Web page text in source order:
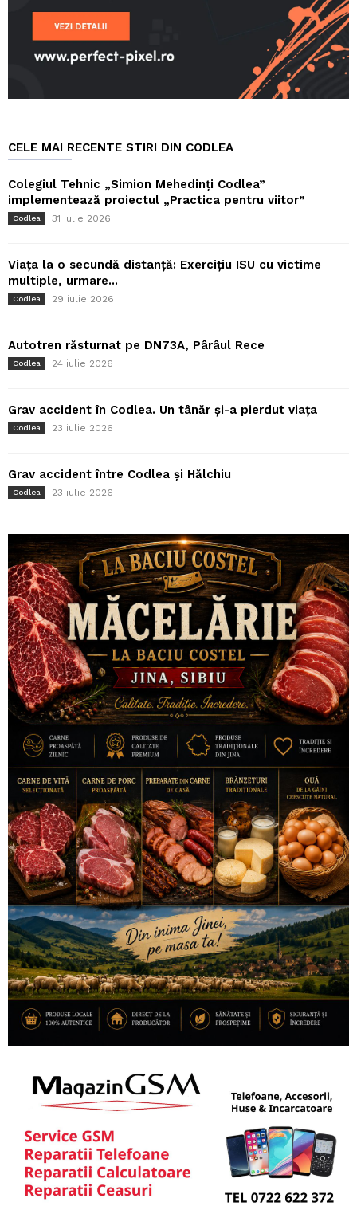
CELE MAI RECENTE STIRI DIN CODLEA
Colegiul Tehnic „Simion Mehedinți Codlea”
implementează proiectul „Practica pentru viitor”
Codlea 31 iulie 2026
Viața la o secundă distanță: Exercițiu ISU cu victime
multiple, urmare...
Codlea 29 iulie 2026
Autotren răsturnat pe DN73A, Pârâul Rece
Codlea 24 iulie 2026
Grav accident în Codlea. Un tânăr și-a pierdut viața
Codlea 23 iulie 2026
Grav accident între Codlea și Hălchiu
Codlea 23 iulie 2026